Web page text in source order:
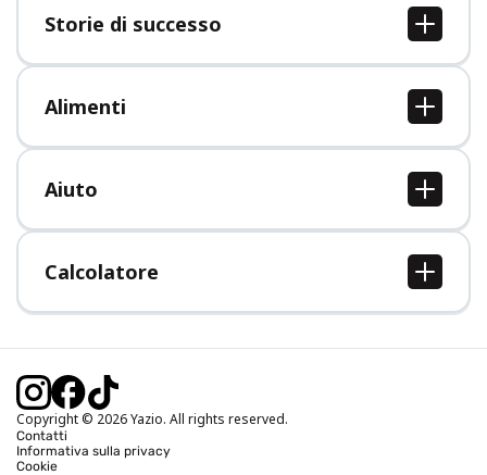
Lavori
Stampa
Storie di successo
Tutte le storie di successo
Alimenti
Tutti i cibi
Aiuto
Centro assistenza
Calcolatore
Calcolo BMI (IMC)
Calcolo peso ideale
Calcolo calorie bruciate
Copyright © 2026 Yazio. All rights reserved.
Contatti
Informativa sulla privacy
Cookie